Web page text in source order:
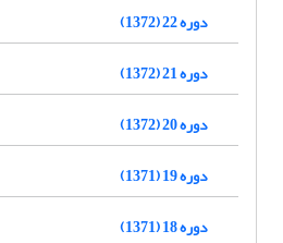
دوره 22 (1372)
دوره 21 (1372)
دوره 20 (1372)
دوره 19 (1371)
دوره 18 (1371)